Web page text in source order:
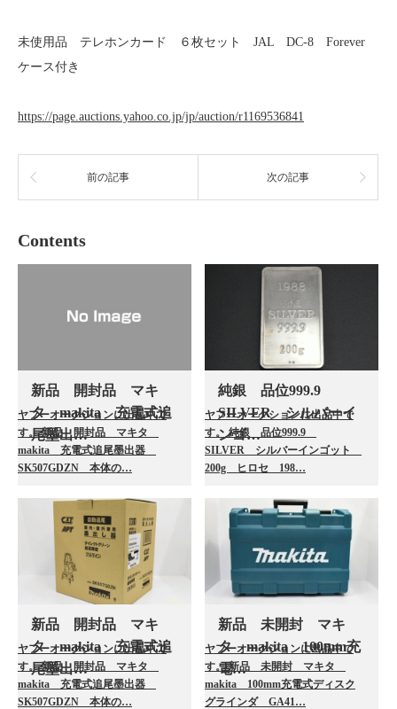
未使用品 テレホンカード ６枚セット JAL DC-8 Forever
ケース付き
https://page.auctions.yahoo.co.jp/jp/auction/r1169536841
前の記事 次の記事
Contents
新品 開封品 マキ
タ makita 充電式追
尾墨出…
ヤフーオークションに出品中で
す。 新品 開封品 マキタ
makita 充電式追尾墨出器
SK507GDZN 本体の…
純銀 品位999.9
SILVER シルバーイ
ンゴ…
ヤフーオークションに出品中で
す。 純銀 品位999.9
SILVER シルバーインゴット
200g ヒロセ 198…
新品 開封品 マキ
タ makita 充電式追
尾墨出…
ヤフーオークションに出品中で
す。 新品 開封品 マキタ
makita 充電式追尾墨出器
SK507GDZN 本体の…
新品 未開封 マキ
タ makita 100mm充
電…
ヤフーオークションに出品中で
す。 新品 未開封 マキタ
makita 100mm充電式ディスク
グラインダ GA41…